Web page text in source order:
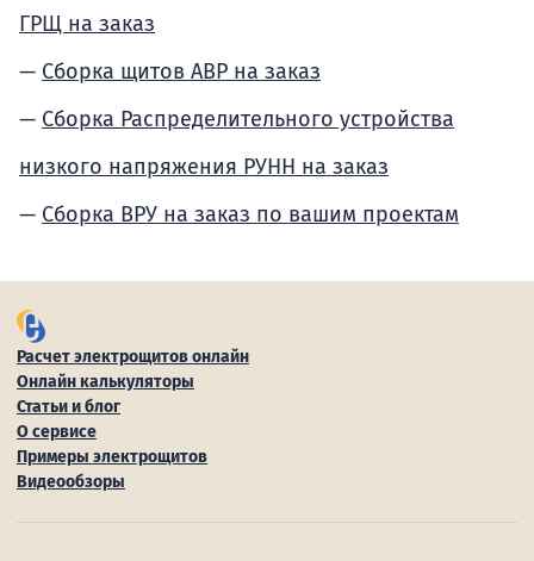
ГРЩ на заказ
Сборка щитов АВР на заказ
Сборка Распределительного устройства
низкого напряжения РУНН на заказ
Сборка ВРУ на заказ по вашим проектам
Расчет электрощитов онлайн
Онлайн калькуляторы
Статьи и блог
О сервисе
Примеры электрощитов
Видеообзоры